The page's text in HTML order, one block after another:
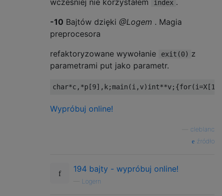
wcześniej nie korzystałem
index .
-10 Bajtów dzięki @Logem . Magia
preprocesora
refaktoryzowane wywołanie
exit(0) z
parametrami put jako parametr.
char*c ,*p [9], k;main (i , v)int**v;{for(i=X [1
Wypróbuj online!
cleblanc
źródło
194 bajty - wypróbuj online!
Logern